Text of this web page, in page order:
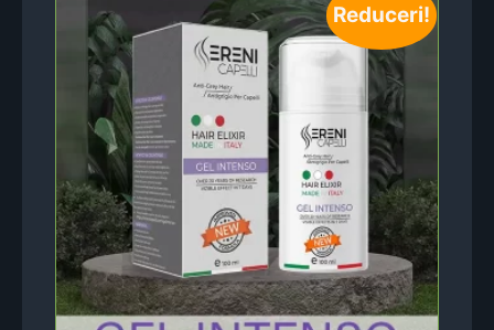
Reduceri!